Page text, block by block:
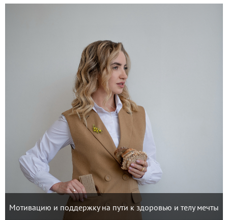
Мотивацию и поддержку на пути к здоровью и телу мечты